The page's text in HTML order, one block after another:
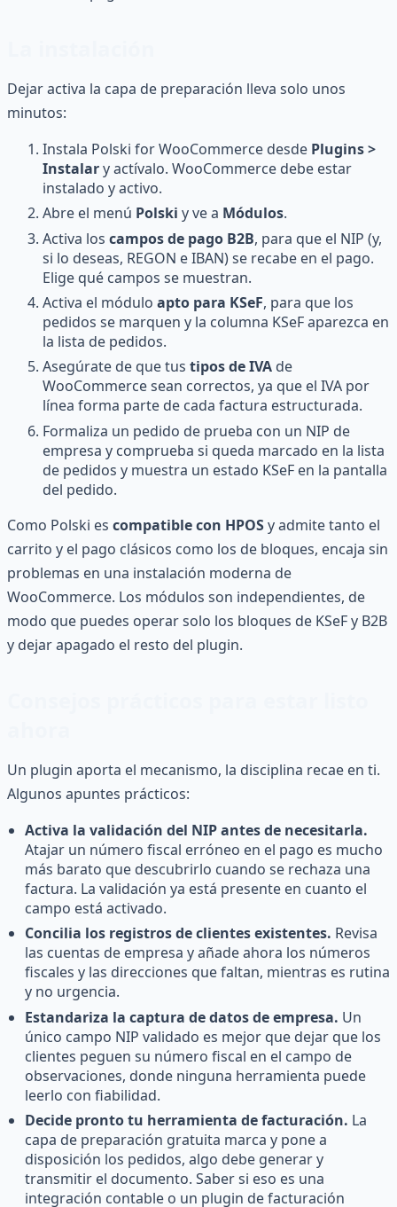
Dejar activa la capa de preparación lleva solo unos
minutos:
Instala Polski for WooCommerce desde Plugins >
Instalary actívalo. WooCommerce debe estar
instalado y activo.
Abre el menú Polski y ve a Módulos.
Activa los campos de pago B2B, para que el NIP (y,
si lo deseas, REGON e IBAN) se recabe en el pago.
Elige qué campos se muestran.
Activa el módulo apto para KSeF, para que los
pedidos se marquen y la columna KSeF aparezca en
la lista de pedidos.
Asegúrate de que tus tipos de IVA de
WooCommerce sean correctos, ya que el IVA por
línea forma parte de cada factura estructurada.
Formaliza un pedido de prueba con un NIP de
empresa y comprueba si queda marcado en la lista
de pedidos y muestra un estado KSeF en la pantalla
del pedido.
Como Polski es compatible con HPOSy admite tanto el
carrito y el pago clásicos como los de bloques, encaja sin
problemas en una instalación moderna de
WooCommerce. Los módulos son independientes, de
modo que puedes operar solo los bloques de KSeF y B2B
y dejar apagado el resto del plugin.
Un plugin aporta el mecanismo, la disciplina recae en ti.
Algunos apuntes prácticos:
Activa la validación del NIP antes de necesitarla.
Atajar un número fiscal erróneo en el pago es mucho
más barato que descubrirlo cuando se rechaza una
factura. La validación ya está presente en cuanto el
campo está activado.
Concilia los registros de clientes existentes. Revisa
las cuentas de empresa y añade ahora los números
fiscales y las direcciones que faltan, mientras es rutina
y no urgencia.
Estandariza la captura de datos de empresa. Un
único campo NIP validado es mejor que dejar que los
clientes peguen su número fiscal en el campo de
observaciones, donde ninguna herramienta puede
leerlo con fiabilidad.
Decide pronto tu herramienta de facturación. La
capa de preparación gratuita marca y pone a
disposición los pedidos, algo debe generar y
transmitir el documento. Saber si eso es una
integración contable o un plugin de facturación